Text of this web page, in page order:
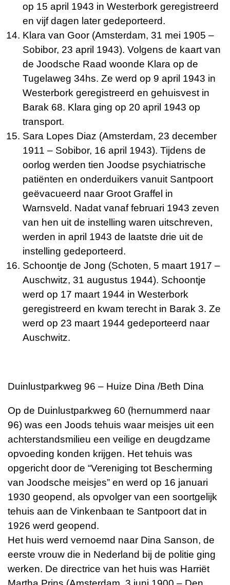
op 15 april 1943 in Westerbork geregistreerd
en vijf dagen later gedeporteerd.
Klara van Goor (Amsterdam, 31 mei 1905 –
Sobibor, 23 april 1943). Volgens de kaart van
de Joodsche Raad woonde Klara op de
Tugelaweg 34hs. Ze werd op 9 april 1943 in
Westerbork geregistreerd en gehuisvest in
Barak 68. Klara ging op 20 april 1943 op
transport.
Sara Lopes Diaz (Amsterdam, 23 december
1911 – Sobibor, 16 april 1943). Tijdens de
oorlog werden tien Joodse psychiatrische
patiënten en onderduikers vanuit Santpoort
geëvacueerd naar Groot Graffel in
Warnsveld. Nadat vanaf februari 1943 zeven
van hen uit de instelling waren uitschreven,
werden in april 1943 de laatste drie uit de
instelling gedeporteerd.
Schoontje de Jong (Schoten, 5 maart 1917 –
Auschwitz, 31 augustus 1944). Schoontje
werd op 17 maart 1944 in Westerbork
geregistreerd en kwam terecht in Barak 3. Ze
werd op 23 maart 1944 gedeporteerd naar
Auschwitz.
Duinlustparkweg 96 – Huize Dina /Beth Dina
Op de Duinlustparkweg 60 (hernummerd naar
96) was een Joods tehuis waar meisjes uit een
achterstandsmilieu een veilige en deugdzame
opvoeding konden krijgen. Het tehuis was
opgericht door de “Vereniging tot Bescherming
van Joodsche meisjes” en werd op 16 januari
1930 geopend, als opvolger van een soortgelijk
tehuis aan de Vinkenbaan te Santpoort dat in
1926 werd geopend.
Het huis werd vernoemd naar Dina Sanson, de
eerste vrouw die in Nederland bij de politie ging
werken. De directrice van het huis was Harriët